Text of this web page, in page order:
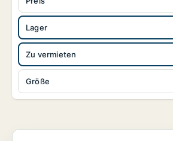
Lager
Zu vermieten
Größe
Gewerbeimmobilien in Gerasdorf bei